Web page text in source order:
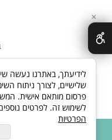
✕
שלישיים, לצורך ניתוח
פרסום מותאם אישית.
לשימוש זה. לפרטים נוספים
הפרטיות